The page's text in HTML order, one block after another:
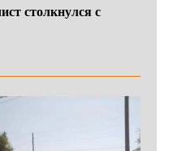
столкнулся с